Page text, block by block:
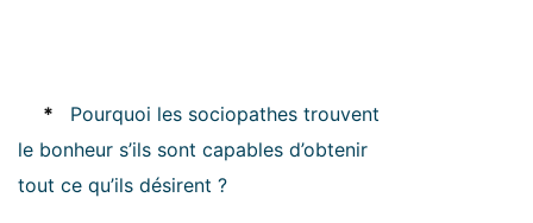
*
Pourquoi les sociopathes trouvent
le bonheur s’ils sont capables d’obtenir
tout ce qu’ils désirent ?